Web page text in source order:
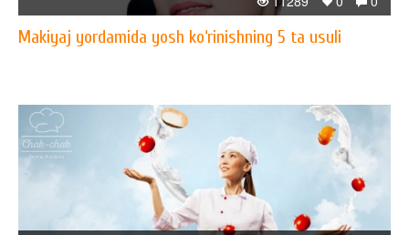
Makiyaj yordamida yosh ko‘rinishning 5 ta usuli